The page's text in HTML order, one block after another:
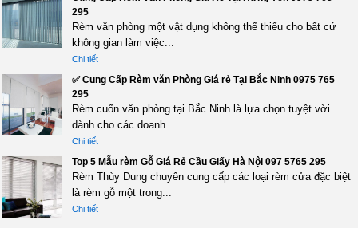
295
Rèm văn phòng một vật dụng không thể thiếu cho bất cứ
không gian làm việc...
Chi tiết
✅ Cung Cấp Rèm văn Phòng Giá rẻ Tại Bắc Ninh 0975 765
295
Rèm cuốn văn phòng tại Bắc Ninh là lựa chọn tuyệt vời
dành cho các doanh...
Chi tiết
Top 5 Mẫu rèm Gỗ Giá Rẻ Cầu Giấy Hà Nội 097 5765 295
Rèm Thùy Dung chuyên cung cấp các loại rèm cửa đặc biệt
là rèm gỗ một trong...
Chi tiết